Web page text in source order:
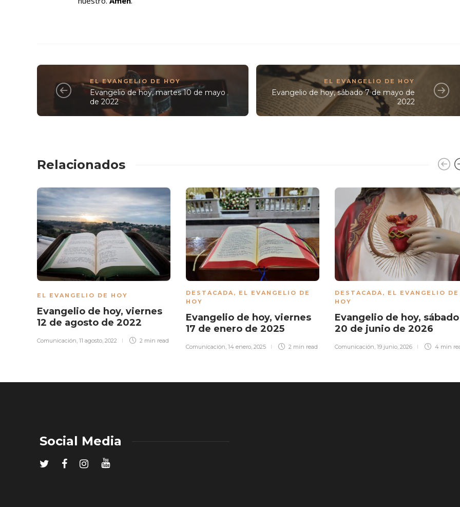
EL EVANGELIO DE HOY
Evangelio de hoy, martes 10 de mayo
de 2022
EL EVANGELIO DE HOY
Evangelio de hoy, sábado 7 de mayo de
2022
Relacionados
EL EVANGELIO DE HOY
Evangelio de hoy, viernes
12 de agosto de 2022
Comunicación, 11 agosto, 2022 2 min read
DESTACADA, EL EVANGELIO DE
HOY
Evangelio de hoy, viernes
17 de enero de 2025
Comunicación, 14 enero, 2025 2 min read
DESTACADA, EL EVANGELIO DE
HOY
Evangelio de hoy, sábado
20 de junio de 2026
Comunicación, 19 junio, 2026 4 min
Social Media